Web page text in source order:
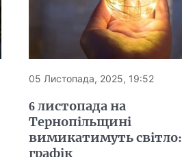
05 Листопада, 2025, 19:52
6 листопада на
Тернопільщині
вимикатимуть світло:
графік